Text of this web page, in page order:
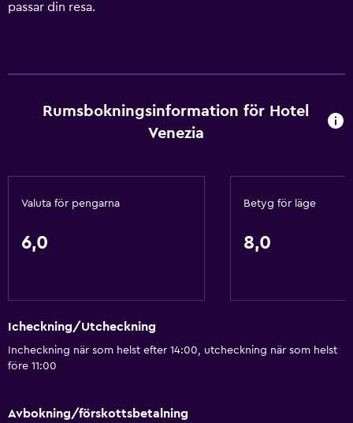
passar din resa.
Rumsbokningsinformation för Hotel
Venezia
Valuta för pengarna
6,0
Betyg för läge
8,0
Icheckning/Utcheckning
Incheckning när som helst efter 14:00, utcheckning när som helst
före 11:00
Avbokning/förskottsbetalning